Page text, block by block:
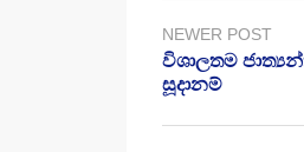
NEWER POST
විශාලතම
සූදානම්